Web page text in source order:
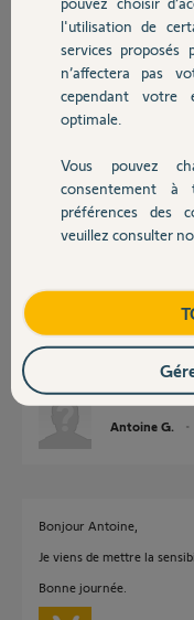
Autres produits
Devis avec un pro
Contact
Réponses
Bonjour Antoine,
Le nécessaire a été effectué.
Bonne journée.
Morgan F.
Bonjour,
Antoine G.
Bonjour Antoine,
Je viens de mettre la
Bonne journée.
l'utilisation de
services proposés
n’affectera pas
cependant votre
optimale.
Vous pouvez
consentement
préférences des
veuillez consulter